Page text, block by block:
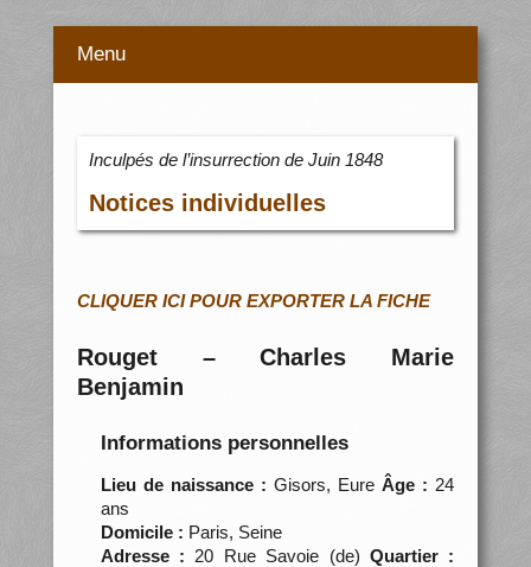
Menu
Inculpés de l’insurrection de Juin 1848
Notices individuelles
CLIQUER ICI POUR EXPORTER LA FICHE
Rouget – Charles Marie
Benjamin
Informations personnelles
Lieu de naissance : Gisors, Eure Âge : 24
ans
Domicile : Paris, Seine
Adresse : 20 Rue Savoie (de) Quartier :